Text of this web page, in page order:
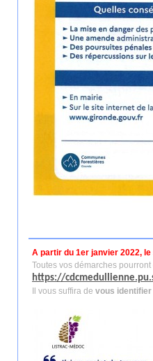
A partir du 1er janvier 2022,
Toutes vos démarches
https://
Il vous suffira de vous